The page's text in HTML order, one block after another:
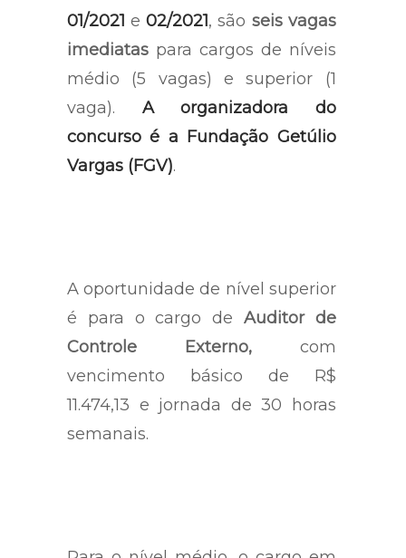
01/2021 e 02/2021, são seis vagas
imediatas para cargos de níveis
médio (5 vagas) e superior (1
vaga). A organizadora do
concurso é a Fundação Getúlio
Vargas (FGV).
A oportunidade de nível superior
é para o cargo de Auditor de
Controle Externo,com
vencimento básico de R$
11.474,13 e jornada de 30 horas
semanais.